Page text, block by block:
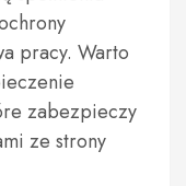
pracy. Warto
zabezpieczy
ze strony